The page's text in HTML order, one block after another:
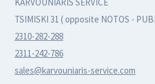
TSIMISKI 31 ( opposite NOTOS -
2310-282-288
2311-242-786
sales@karvouniaris-service.com